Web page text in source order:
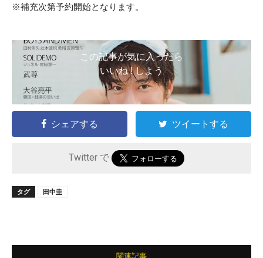
※補充次第予約開始となります。
この記事が気に入ったら
いいね ! しよう
シェアする ツイートする
Twitter で
タグ 田中圭
関連記事